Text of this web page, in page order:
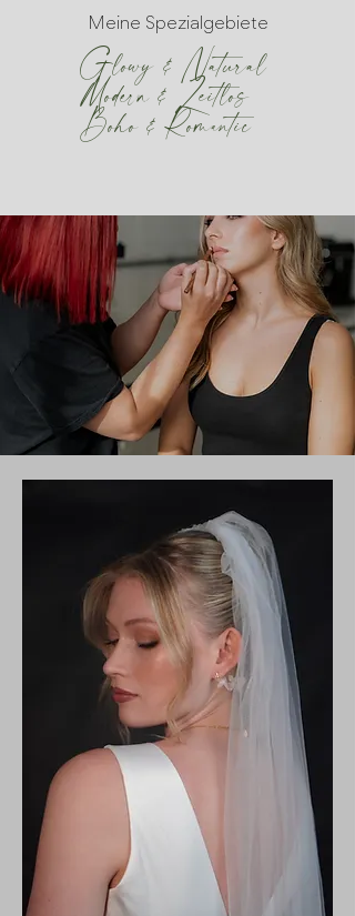
Meine Spezialgebiete​
Glowy & Natural
Modern & Zeitlos
Boho & Romantic